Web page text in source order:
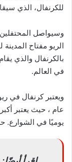
للكرنفال، الذي سيقام
وسيواصل
الريو مفتاح
بالكرنفال والذي
في العالم.
ويعتبر كرنفال في
عام ، حيث يعتبر
يوميًا في الشوارع.